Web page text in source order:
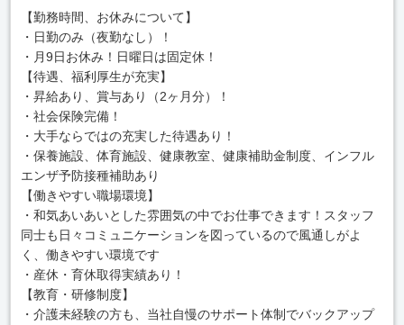
【勤務時間、お休みについて】
・日勤のみ（夜勤なし）！
・月9日お休み！日曜日は固定休！
【待遇、福利厚生が充実】
・昇給あり、賞与あり（2ヶ月分）！
・社会保険完備！
・大手ならではの充実した待遇あり！
・保養施設、体育施設、健康教室、健康補助金制度、インフル
エンザ予防接種補助あり
【働きやすい職場環境】
・和気あいあいとした雰囲気の中でお仕事できます！スタッフ
同士も日々コミュニケーションを図っているので風通しがよ
く、働きやすい環境です
・産休・育休取得実績あり！
【教育・研修制度】
・介護未経験の方も、当社自慢のサポート体制でバックアップ